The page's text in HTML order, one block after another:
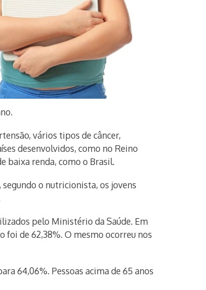
vários tipos de câncer,
desenvolvidos, como no Reino
baixa renda, como o Brasil.
segundo o nutricionista, os jovens
pelo Ministério da Saúde. Em
foi de 62,38%. O mesmo ocorreu nos
64,06%. Pessoas acima de 65 anos